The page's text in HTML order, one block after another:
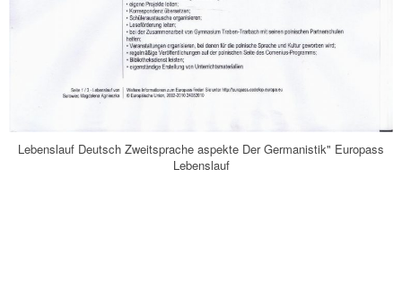
Lebenslauf Deutsch Zweitsprache aspekte Der Germanistik" Europass
Lebenslauf